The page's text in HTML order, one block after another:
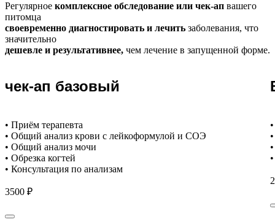
Регулярное комплексное обследование или чек-ап вашего
питомца
своевременно диагностировать и лечить заболевания, что
значительно
дешевле и результативнее, чем лечение в запущенной форме.
чек-ап базовый
• Приём терапевта
• Общий анализ крови с лейкоформулой и СОЭ
• Общий анализ мочи
• Обрезка когтей
• Консультация по анализам
3500 ₽